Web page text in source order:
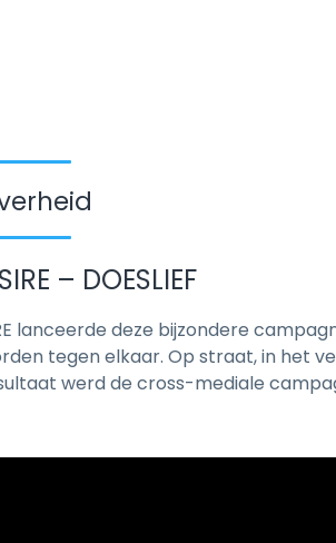
– DOESLIEF
lanceerde deze bijzondere
tegen elkaar. Op straat, in het
werd de cross-mediale